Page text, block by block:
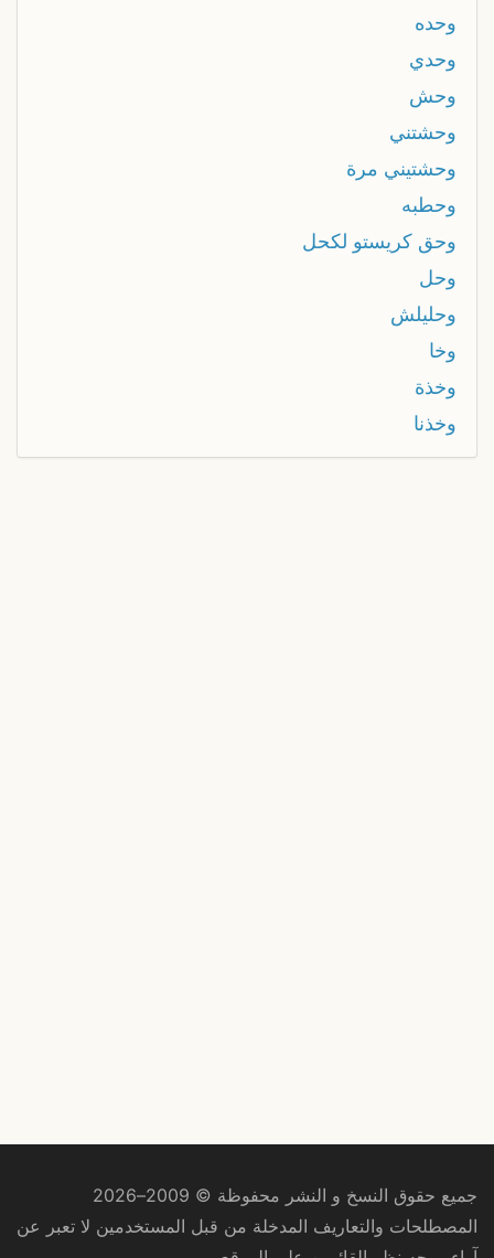
وحده
وحدي
وحش
وحشتني
وحشتيني مرة
وحطبه
وحق كريستو لكحل
وحل
وحليلش
وخا
وخذة
وخذنا
جميع حقوق النسخ و النشر محفوظة © 2009–2026
المصطلحات والتعاريف المدخلة من قبل المستخدمين لا تعبر عن